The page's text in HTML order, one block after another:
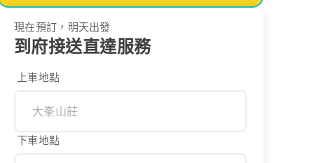
現在預訂，明天出發
到府接送直達服務
上車地點
下車地點